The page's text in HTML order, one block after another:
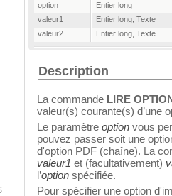
option
Entier long
valeur1
Entier long Texte
valeur2
Entier long Texte
Description
La commande LIRE
valeur(s) courante(s) d’une
Le paramètre option vous
pouvez passer soit une
d'option PDF (chaîne). La
valeur1 et (facultativement)
l’option spécifiée.
Pour spécifier une option